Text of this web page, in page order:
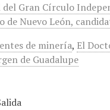
Gran Círculo
de Nuevo León,
de minería, El
de Guadalupe